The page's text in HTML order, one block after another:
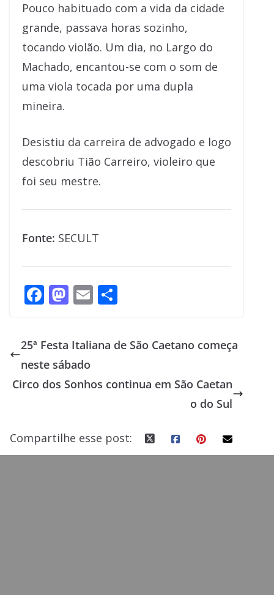
Pouco habituado com a vida da cidade
grande, passava horas sozinho,
tocando violão. Um dia, no Largo do
Machado, encantou-se com o som de
uma viola tocada por uma dupla
mineira.
Desistiu da carreira de advogado e logo
descobriu Tião Carreiro, violeiro que
foi seu mestre.
Fonte: SECULT
F
b
o
o
M
to
d
o
n
E
l
ar
e
25ª Festa Italiana de São Caetano começa
neste sábado
Circo dos Sonhos continua em São Caetan
o do Sul
Compartilhe esse post: